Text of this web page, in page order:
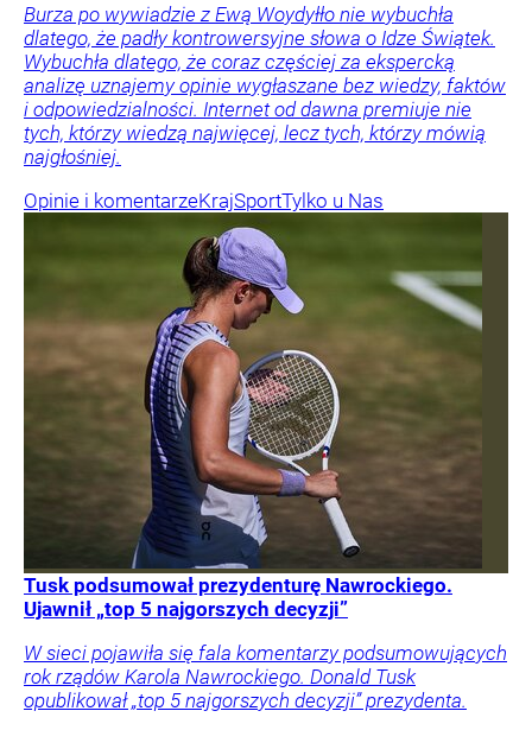
Burza po wywiadzie z Ewą Woydyłło nie wybuchła
dlatego, że padły kontrowersyjne słowa o Idze Świątek.
Wybuchła dlatego, że coraz częściej za ekspercką
analizę uznajemy opinie wygłaszane bez wiedzy, faktów
i odpowiedzialności. Internet od dawna premiuje nie
tych, którzy wiedzą najwięcej, lecz tych, którzy mówią
najgłośniej.
Opinie i komentarzeKrajSportTylko u Nas
Tusk podsumował prezydenturę Nawrockiego.
Ujawnił „top 5 najgorszych decyzji”
W sieci pojawiła się fala komentarzy podsumowujących
rok rządów Karola Nawrockiego. Donald Tusk
opublikował „top 5 najgorszych decyzji” prezydenta.